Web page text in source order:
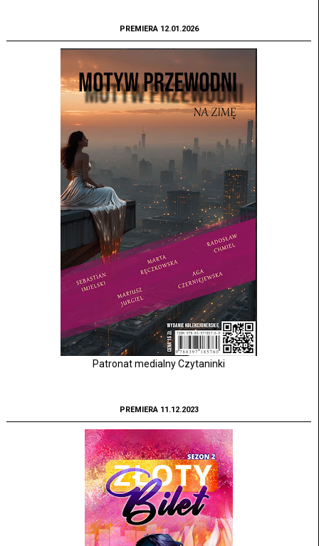
PREMIERA 12.01.2026
Patronat medialny Czytaninki
PREMIERA 11.12.2023